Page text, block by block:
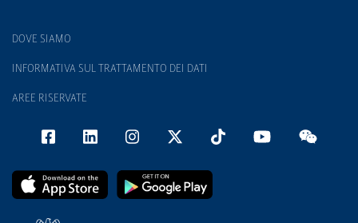
DOVE SIAMO
INFORMATIVA SUL TRATTAMENTO DEI DATI
AREE RISERVATE